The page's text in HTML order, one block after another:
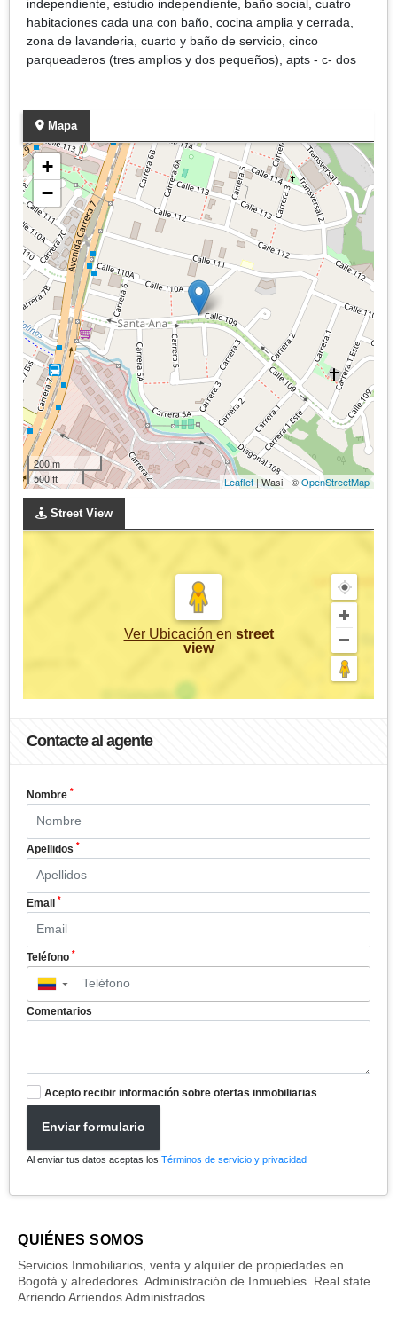
independiente, estudio independiente, baño social, cuatro
habitaciones cada una con baño, cocina amplia y cerrada,
zona de lavanderia, cuarto y baño de servicio, cinco
parqueaderos (tres amplios y dos pequeños), apts - c- dos
Mapa
+
−
200 m
500 ft
Leaflet | Wasi - ©OpenStreetMap
Street View
Ver Ubicación en street
view
Contacte al agente
Nombre *
Apellidos *
Email *
Teléfono *
▼
Comentarios
Acepto recibir información sobre ofertas inmobiliarias
Enviar formulario
Al enviar tus datos aceptas los Términos de servicio y privacidad
QUIÉNES SOMOS
Servicios Inmobiliarios, venta y alquiler de propiedades en
Bogotá y alrededores. Administración de Inmuebles. Real state.
Arriendo Arriendos Administrados